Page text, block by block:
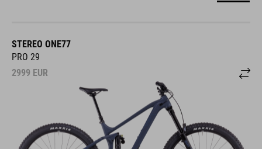
STEREO ONE77
PRO 29
2999 EUR